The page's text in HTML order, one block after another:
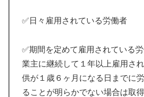
✅日々雇用されている労働者
✅期間を定めて雇用されている
業主に継続して１年以上雇用さ
供が１歳６ヶ月になる日までに
ることが明らかでない場合は取得